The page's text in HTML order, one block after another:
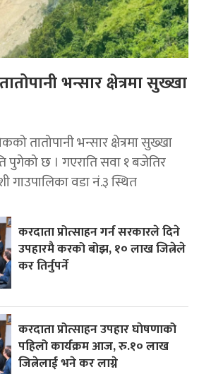
भन्सार क्षेत्रमा सुख्खा
तातोपानी भन्सार क्षेत्रमा सुख्खा
पुगेको छ । गएराति सवा १ बजेतिर
गाउपालिका वडा नं.३ स्थित
करदाता प्रोत्साहन गर्न सरकारले दिने
उपहारमै करको बोझ, १० लाख जित्नेले
कर तिर्नुपर्ने
करदाता प्रोत्साहन उपहार घाेषणाको
पहिलो कार्यक्रम आज, रु.१० लाख
जित्नेलाई भने कर लाग्ने